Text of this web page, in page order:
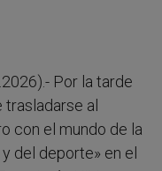
Por la tarde
al
con el mundo de la
del deporte» en el